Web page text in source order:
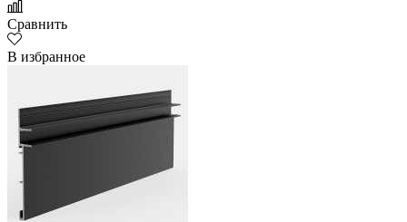
Сравнить
В избранное